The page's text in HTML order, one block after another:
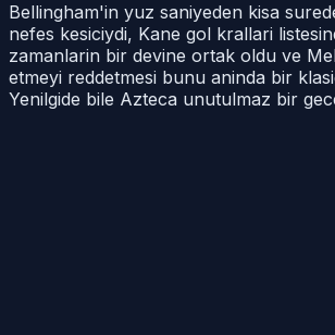
Bellingham'in yuz saniyeden kisa
nefes kesiciydi, Kane gol krallari
zamanlarin bir devine ortak oldu ve
etmeyi reddetmesi bunu aninda bir
Yenilgide bile Azteca unutulmaz bir